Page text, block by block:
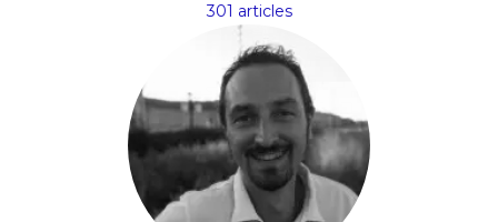
301 articles